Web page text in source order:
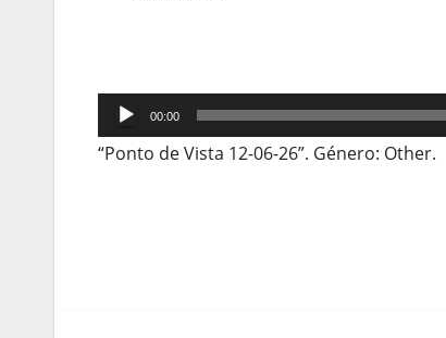
Reprodutor
de
00:00
“Ponto de Vista 12-06-26”. Género: Other.